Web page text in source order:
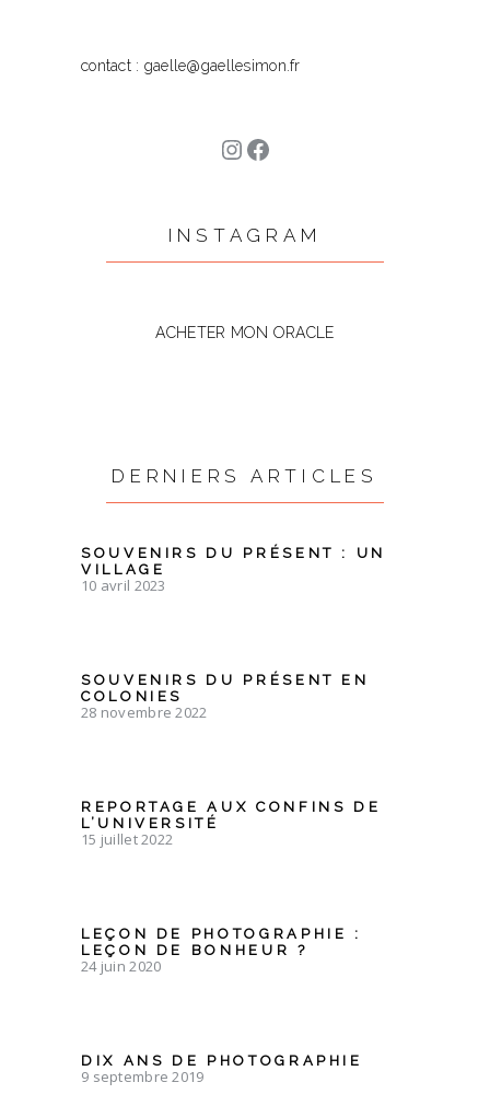
contact : gaelle@gaellesimon.fr
Instagram
Facebook
INSTAGRAM
ACHETER MON ORACLE
DERNIERS ARTICLES
SOUVENIRS DU PRÉSENT : UN
VILLAGE
10 avril 2023
SOUVENIRS DU PRÉSENT EN
COLONIES
28 novembre 2022
REPORTAGE AUX CONFINS DE
L’UNIVERSITÉ
15 juillet 2022
LEÇON DE PHOTOGRAPHIE :
LEÇON DE BONHEUR ?
24 juin 2020
DIX ANS DE PHOTOGRAPHIE
9 septembre 2019